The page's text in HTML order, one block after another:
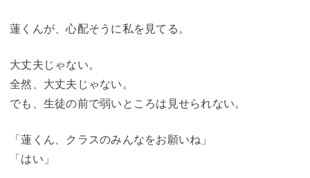
蓮くんが、心配そうに私を見てる。
大丈夫じゃない。
全然、大丈夫じゃない。
でも、生徒の前で弱いところは見せられない。
「蓮くん、クラスのみんなをお願いね」
「はい」